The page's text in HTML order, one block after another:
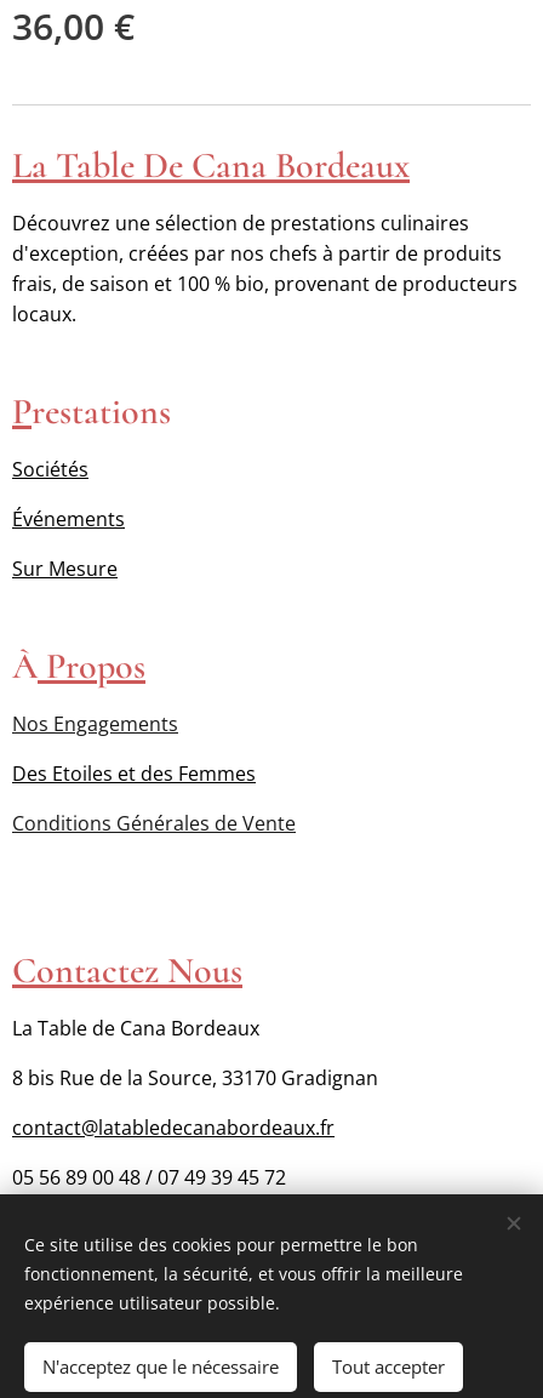
36,00 €
Ajouter au panier
La Table De Cana Bordeaux
Découvrez une sélection de prestations culinaires
d'exception, créées par nos chefs à partir de produits
frais, de saison et 100 % bio, provenant de producteurs
locaux.
Prestations
Sociétés
Événements
Sur Mesure
ÀPropos
Nos Engagements
Des Etoiles et des Femmes
Conditions Générales de Vente
Contactez Nous
La Table de Cana Bordeaux
8 bis Rue de la Source, 33170 Gradignan
contact@latabledecanabordeaux.fr
05 56 89 00 48 / 07 49 39 45 72
Cookies
Ce site utilise des cookies pour permettre le bon
fonctionnement, la sécurité, et vous offrir la meilleure
expérience utilisateur possible.
N'acceptez que le nécessaire Tout accepter